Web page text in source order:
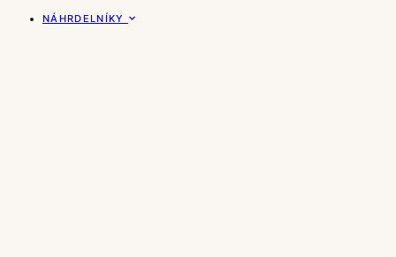
NÁHRDELNÍKY